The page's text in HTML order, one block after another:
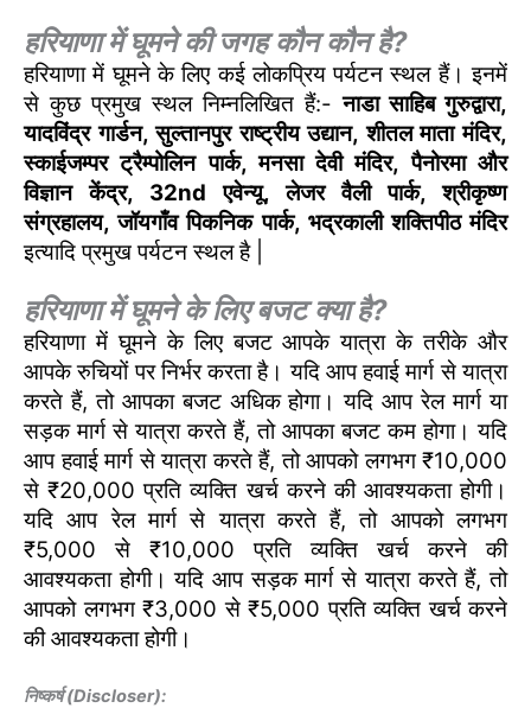
हरियाणा में घूमने की जगह कौन कौन है?
हरियाणा में घूमने के लिए कई लोकप्रिय पर्यटन स्थल हैं। इनमें
से कुछ प्रमुख स्थल निम्नलिखित हैं:-नाडा साहिब गुरुद्वारा,
यादविंद्र गार्डन, सुल्तानपुर राष्ट्रीय उद्यान, शीतल माता मंदिर,
स्काईजम्पर ट्रैम्पोलिन पार्क, मनसा देवी मंदिर, पैनोरमा और
विज्ञान केंद्र, 32nd एवेन्यू, लेजर वैली पार्क, श्रीकृष्ण
संग्रहालय, जॉयगाँव पिकनिक पार्क, भद्रकाली शक्तिपीठ मंदिर
इत्यादि प्रमुख पर्यटन स्थल है |
हरियाणा में घूमने के लिए बजट क्या है?
हरियाणा में घूमने के लिए बजट आपके यात्रा के तरीके और
आपके रुचियों पर निर्भर करता है। यदि आप हवाई मार्ग से यात्रा
करते हैं, तो आपका बजट अधिक होगा। यदि आप रेल मार्ग या
सड़क मार्ग से यात्रा करते हैं, तो आपका बजट कम होगा। यदि
आप हवाई मार्ग से यात्रा करते हैं, तो आपको लगभग ₹10,000
से ₹20,000 प्रति व्यक्ति खर्च करने की आवश्यकता होगी।
यदि आप रेल मार्ग से यात्रा करते हैं, तो आपको लगभग
₹5,000 से ₹10,000 प्रति व्यक्ति खर्च करने की
आवश्यकता होगी। यदि आप सड़क मार्ग से यात्रा करते हैं, तो
आपको लगभग ₹3,000 से ₹5,000 प्रति व्यक्ति खर्च करने
की आवश्यकता होगी।
निष्कर्ष (Discloser):